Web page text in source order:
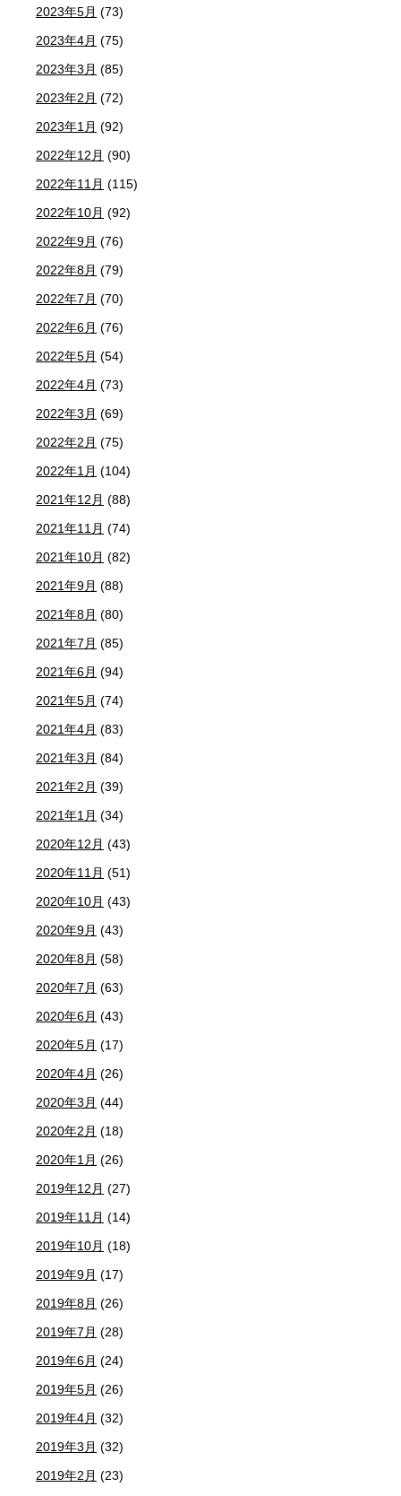
2023年5月 (73)
2023年4月 (75)
2023年3月 (85)
2023年2月 (72)
2023年1月 (92)
2022年12月 (90)
2022年11月 (115)
2022年10月 (92)
2022年9月 (76)
2022年8月 (79)
2022年7月 (70)
2022年6月 (76)
2022年5月 (54)
2022年4月 (73)
2022年3月 (69)
2022年2月 (75)
2022年1月 (104)
2021年12月 (88)
2021年11月 (74)
2021年10月 (82)
2021年9月 (88)
2021年8月 (80)
2021年7月 (85)
2021年6月 (94)
2021年5月 (74)
2021年4月 (83)
2021年3月 (84)
2021年2月 (39)
2021年1月 (34)
2020年12月 (43)
2020年11月 (51)
2020年10月 (43)
2020年9月 (43)
2020年8月 (58)
2020年7月 (63)
2020年6月 (43)
2020年5月 (17)
2020年4月 (26)
2020年3月 (44)
2020年2月 (18)
2020年1月 (26)
2019年12月 (27)
2019年11月 (14)
2019年10月 (18)
2019年9月 (17)
2019年8月 (26)
2019年7月 (28)
2019年6月 (24)
2019年5月 (26)
2019年4月 (32)
2019年3月 (32)
2019年2月 (23)